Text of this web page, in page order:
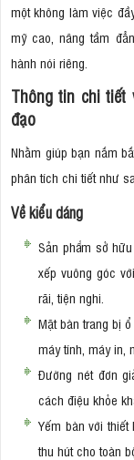
một không làm việc
mỹ cao, nâng tầm
hành nói riêng.
Thông tin chi tiết
đạo
Nhằm giúp bạn nắm
phân tích chi tiết như
Về kiểu dáng
Sản phẩm sở
xếp vuông góc
rãi, tiện nghi.
Mặt bàn trang bị
máy tính, máy in,
Đường nét đơn
cách điệu khỏe
Yếm bàn với
thu hút cho toàn